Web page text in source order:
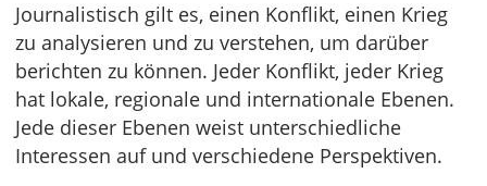
Journalistisch gilt es, einen Konflikt, einen Krieg
zu analysieren und zu verstehen, um darüber
berichten zu können. Jeder Konflikt, jeder Krieg
hat lokale, regionale und internationale Ebenen.
Jede dieser Ebenen weist unterschiedliche
Interessen auf und verschiedene Perspektiven.